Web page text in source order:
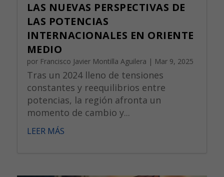
LAS NUEVAS PERSPECTIVAS DE
LAS POTENCIAS
INTERNACIONALES EN ORIENTE
MEDIO
por Francisco Javier Montilla Aguilera | Mar 9, 2025
Tras un 2024 lleno de tensiones
constantes y reequilibrios entre
potencias, la región afronta un
momento de cambio y...
LEER MÁS